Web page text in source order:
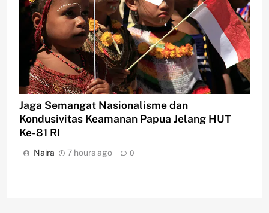
Jaga Semangat Nasionalisme dan
Kondusivitas Keamanan Papua Jelang HUT
Ke-81 RI
Naira 7 hours ago 0